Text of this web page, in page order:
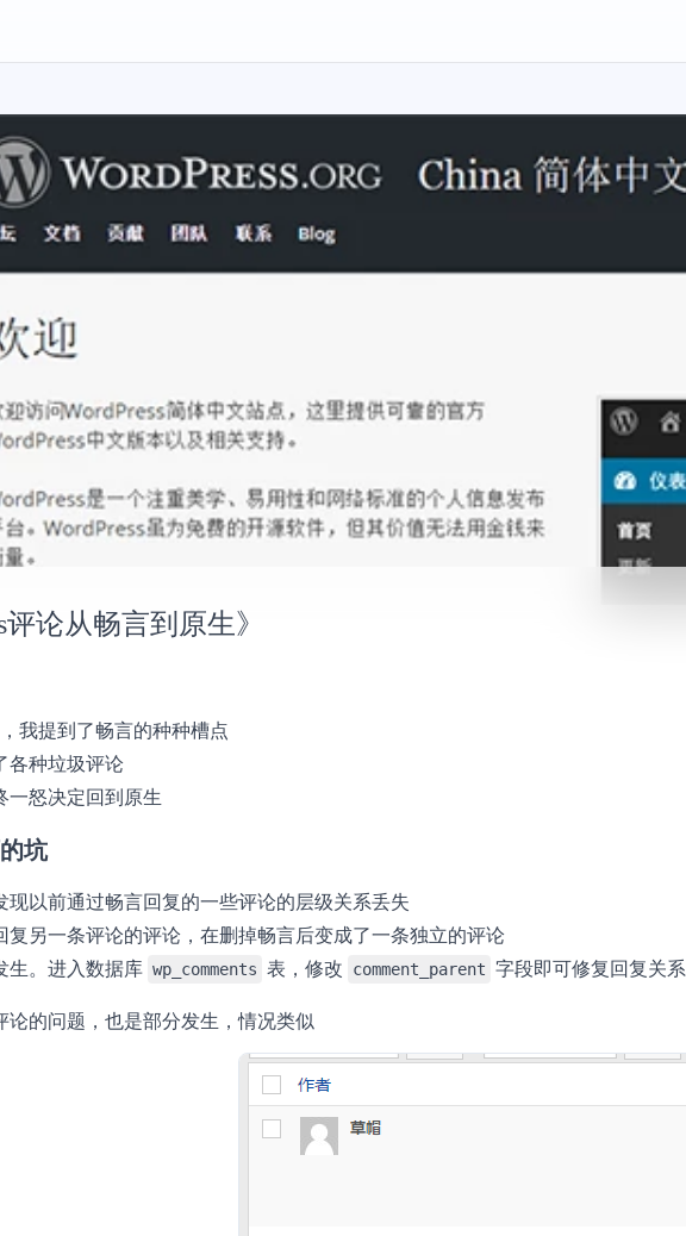
评论从畅言到原生》
，我提到了畅言的种种槽点
各种垃圾评论
一怒决定回到原生
坑
现以前通过畅言回复的一些评论的层级关系丢失
复另一条评论的评论，在删掉畅言后变成了一条独立的评论
生。进入数据库 wp_comments 表，修改 comment_parent 字段即可修复回复关系
论的问题，也是部分发生，情况类似